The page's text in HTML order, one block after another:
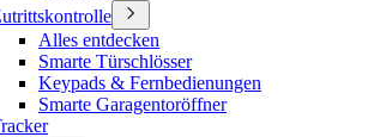
Alles entdecken
Smarte Türschlösser
Keypads & Fernbedienungen
Smarte Garagentoröffner